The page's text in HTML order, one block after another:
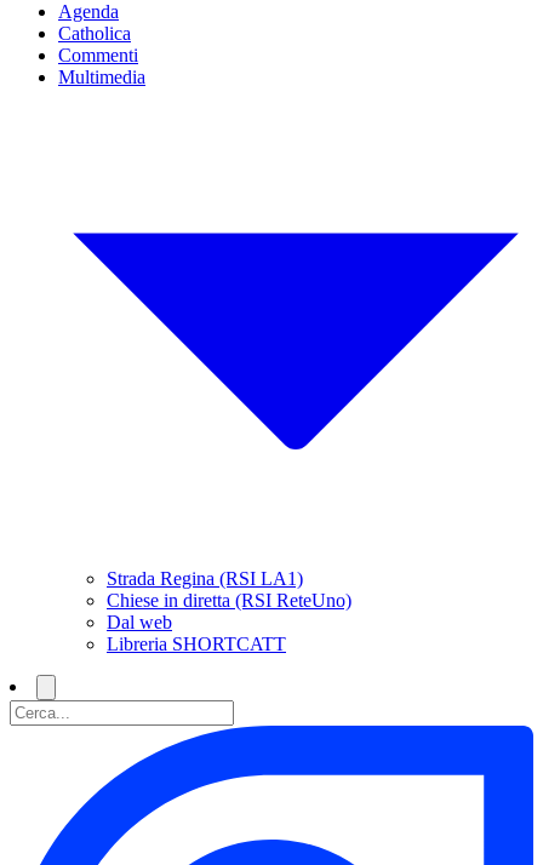
Agenda
Catholica
Commenti
Multimedia
Strada Regina (RSI LA1)
Chiese in diretta (RSI ReteUno)
Dal web
Libreria SHORTCATT